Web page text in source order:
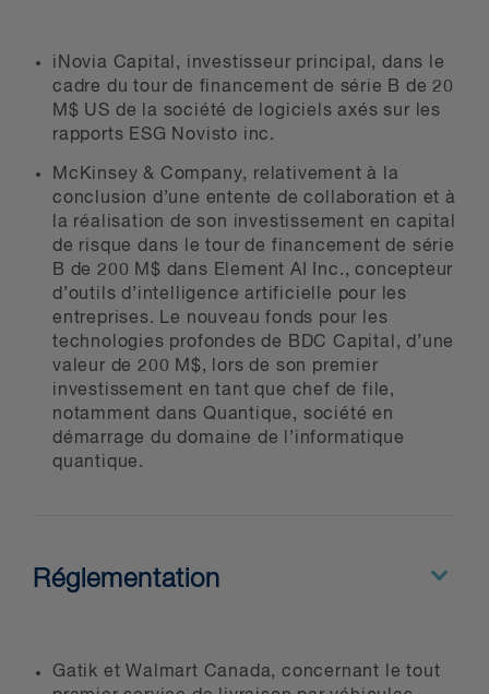
iNovia Capital, investisseur principal, dans le
cadre du tour de financement de série B de 20
M$ US de la société de logiciels axés sur les
rapports ESG Novisto inc.
McKinsey & Company, relativement à la
conclusion d’une entente de collaboration et à
la réalisation de son investissement en capital
de risque dans le tour de financement de série
B de 200 M$ dans Element AI Inc., concepteur
d’outils d’intelligence artificielle pour les
entreprises. Le nouveau fonds pour les
technologies profondes de BDC Capital, d’une
valeur de 200 M$, lors de son premier
investissement en tant que chef de file,
notamment dans Quantique, société en
démarrage du domaine de l’informatique
quantique.
Réglementation
Gatik et Walmart Canada, concernant le tout